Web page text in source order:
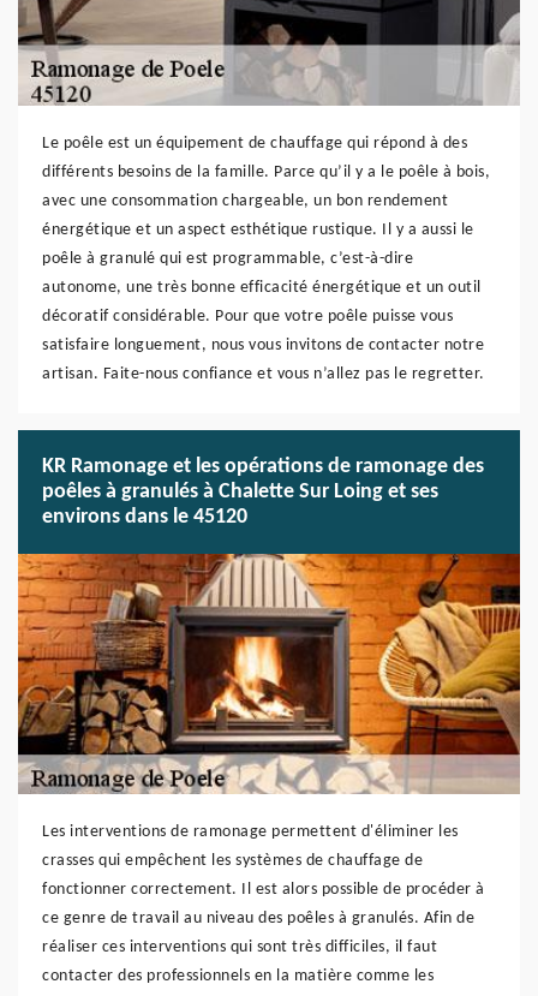
Le poêle est un équipement de chauffage qui répond à des
différents besoins de la famille. Parce qu’il y a le poêle à bois,
avec une consommation chargeable, un bon rendement
énergétique et un aspect esthétique rustique. Il y a aussi le
poêle à granulé qui est programmable, c’est-à-dire
autonome, une très bonne efficacité énergétique et un outil
décoratif considérable. Pour que votre poêle puisse vous
satisfaire longuement, nous vous invitons de contacter notre
artisan. Faite-nous confiance et vous n’allez pas le regretter.
KR Ramonage et les opérations de ramonage des
poêles à granulés à Chalette Sur Loing et ses
environs dans le 45120
Les interventions de ramonage permettent d'éliminer les
crasses qui empêchent les systèmes de chauffage de
fonctionner correctement. Il est alors possible de procéder à
ce genre de travail au niveau des poêles à granulés. Afin de
réaliser ces interventions qui sont très difficiles, il faut
contacter des professionnels en la matière comme les